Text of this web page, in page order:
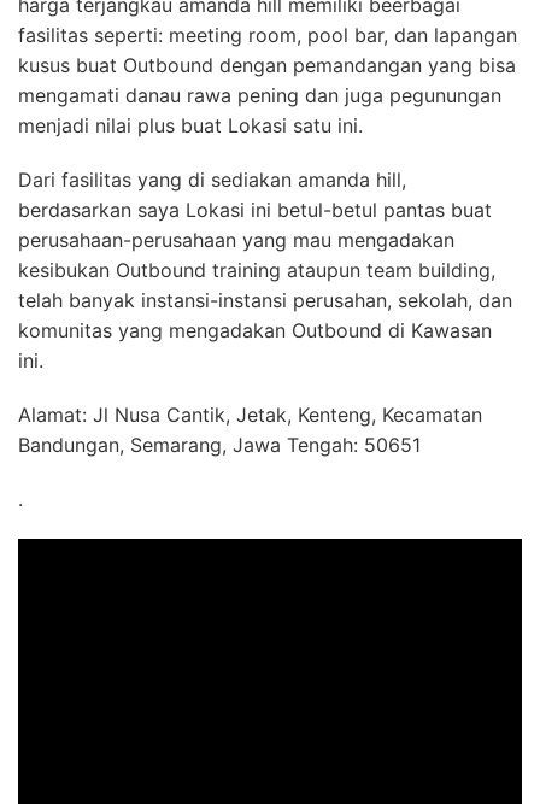
harga terjangkau amanda hill memiliki beerbagai
fasilitas seperti: meeting room, pool bar, dan lapangan
kusus buat Outbound dengan pemandangan yang bisa
mengamati danau rawa pening dan juga pegunungan
menjadi nilai plus buat Lokasi satu ini.
Dari fasilitas yang di sediakan amanda hill,
berdasarkan saya Lokasi ini betul-betul pantas buat
perusahaan-perusahaan yang mau mengadakan
kesibukan Outbound training ataupun team building,
telah banyak instansi-instansi perusahan, sekolah, dan
komunitas yang mengadakan Outbound di Kawasan
ini.
Alamat: Jl Nusa Cantik, Jetak, Kenteng, Kecamatan
Bandungan, Semarang, Jawa Tengah: 50651
.